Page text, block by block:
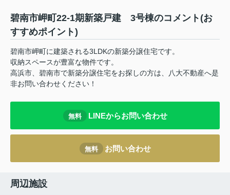
碧南市岬町22-1期新築戸建 3号棟のコメント(お
すすめポイント)
碧南市岬町に建築される3LDKの新築分譲住宅です。
収納スペースが豊富な物件です。
高浜市、碧南市で新築分譲住宅をお探しの方は、八大不動産へ是
非お問い合わせください！
無料 LINEからお問い合わせ
無料 お問い合わせ
周辺施設